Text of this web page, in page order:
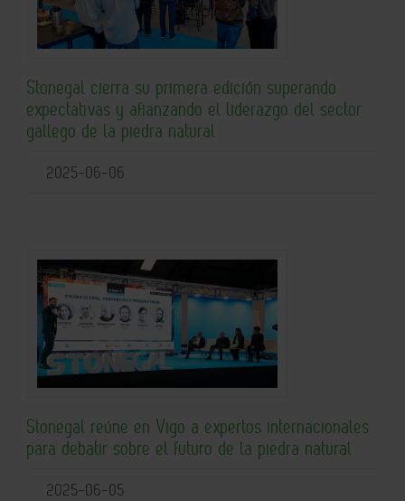
Stonegal cierra su primera edición superando
expectativas y afianzando el liderazgo del sector
gallego de la piedra natural
2025-06-06
Stonegal reúne en Vigo a expertos internacionales
para debatir sobre el futuro de la piedra natural
2025-06-05